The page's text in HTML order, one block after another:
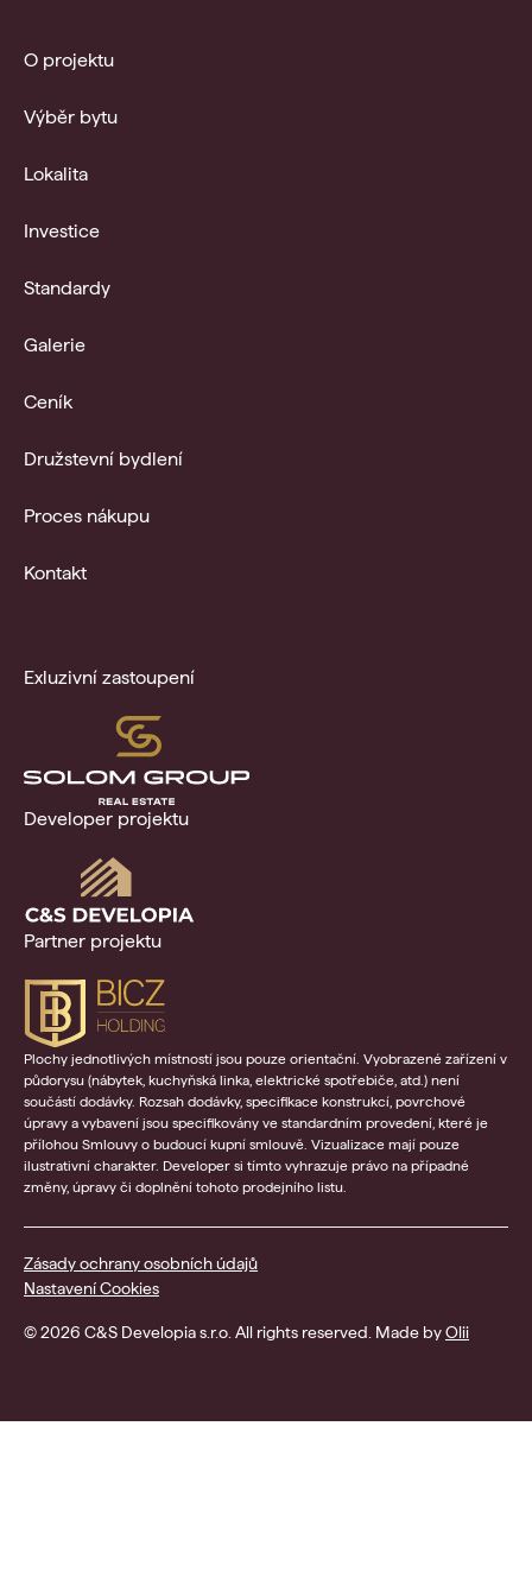
O projektu
Výběr bytu
Lokalita
Investice
Standardy
Galerie
Ceník
Družstevní bydlení
Proces nákupu
Kontakt
Exluzivní zastoupení
Developer projektu
Partner projektu
Plochy jednotlivých místností jsou pouze orientační. Vyobrazené zařízení v
půdorysu (nábytek, kuchyňská linka, elektrické spotřebiče, atd.) není
součástí dodávky. Rozsah dodávky, specifikace konstrukcí, povrchové
úpravy a vybavení jsou specifikovány ve standardním provedení, které je
přílohou Smlouvy o budoucí kupní smlouvě. Vizualizace mají pouze
ilustrativní charakter. Developer si tímto vyhrazuje právo na případné
změny, úpravy či doplnění tohoto prodejního listu.
© 2026 C&S Developia s.r.o. All rights reserved. Made byOlii
Zásady ochrany osobních údajů
Nastavení Cookies